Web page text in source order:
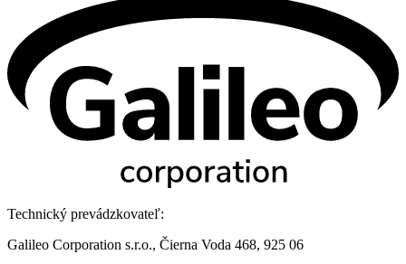
Technický prevádzkovateľ:
Galileo Corporation s.r.o., Čierna Voda 468, 925 06